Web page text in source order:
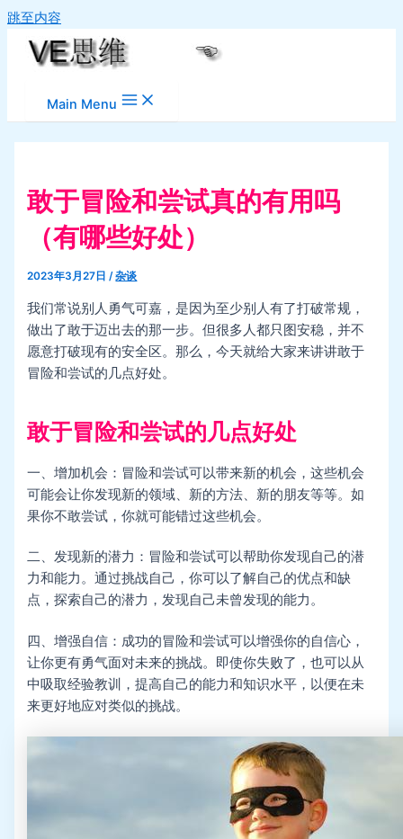
跳至内容
Main Menu
敢于冒险和尝试真的有用吗
（有哪些好处）
2023年3月27日/杂谈
我们常说别人勇气可嘉，是因为至少别人有了打破常规，
做出了敢于迈出去的那一步。但很多人都只图安稳，并不
愿意打破现有的安全区。那么，今天就给大家来讲讲敢于
冒险和尝试的几点好处。
敢于冒险和尝试的几点好处
一、增加机会：冒险和尝试可以带来新的机会，这些机会
可能会让你发现新的领域、新的方法、新的朋友等等。如
果你不敢尝试，你就可能错过这些机会。
二、发现新的潜力：冒险和尝试可以帮助你发现自己的潜
力和能力。通过挑战自己，你可以了解自己的优点和缺
点，探索自己的潜力，发现自己未曾发现的能力。
四、增强自信：成功的冒险和尝试可以增强你的自信心，
让你更有勇气面对未来的挑战。即使你失败了，也可以从
中吸取经验教训，提高自己的能力和知识水平，以便在未
来更好地应对类似的挑战。